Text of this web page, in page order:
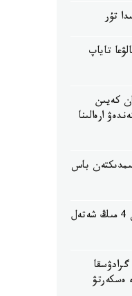
تۇر
تاياپ
كەيىن
ارەالىنا
باس
شىلدەدە شەكارادان وتپەك بولعان 4 مىڭ شەتەل
نايزاعاي، شاڭدى داۋىل جانە 42 گرادۋسقا
17 وڭىردە ەسكەرتۋ